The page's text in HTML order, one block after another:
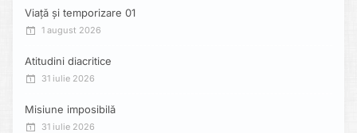
Viață și temporizare 01
1 august 2026
Atitudini diacritice
31 iulie 2026
Misiune imposibilă
31 iulie 2026